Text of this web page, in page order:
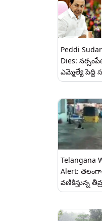
అమ్మవారి
Peddi
Dies:
ఎమ్మెల్యే పెద్ది
అండగా
Telangana
Alert:
వణికిస్తున్న తీవ్ర
వాయుగుండం..
వర్షాల